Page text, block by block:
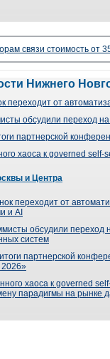
связи стоимость от
Нижнего
переходит от
обсудили переход
партнерской
хаоса к governed
и Центра
переходит от
и AI
обсудили переход
систем
партнерской
2026»
хаоса к governed
парадигмы на рынке